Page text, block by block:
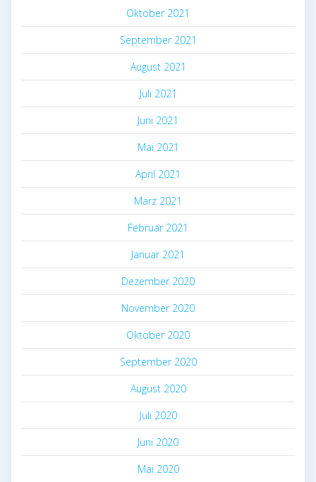
Oktober 2021
September 2021
August 2021
Juli 2021
Juni 2021
Mai 2021
April 2021
März 2021
Februar 2021
Januar 2021
Dezember 2020
November 2020
Oktober 2020
September 2020
August 2020
Juli 2020
Juni 2020
Mai 2020